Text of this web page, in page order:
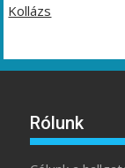
Kollázs
Rólunk